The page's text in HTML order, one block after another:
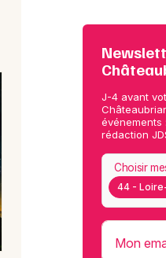
J-4 avant
événements
rédaction
44 -
Choisir
Mon